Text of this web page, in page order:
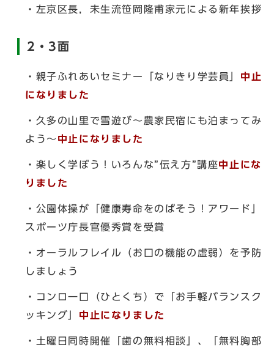
・左京区長，未生流笹岡隆甫家元による新年挨拶
2・3面
・親子ふれあいセミナー「なりきり学芸員」 中止
になりました
・久多の山里で雪遊び～農家民宿にも泊まってみ
よう～ 中止になりました
・楽しく学ぼう！いろんな”伝え方”講座中止にな
りました
・公園体操が「健康寿命をのばそう！アワード」
スポーツ庁長官優秀賞を受賞
・オーラルフレイル（お口の機能の虚弱）を予防
しましょう
・コンロ一口（ひとくち）で「お手軽バランスク
ッキング」 中止になりました
・土曜日同時開催「歯の無料相談」、「無料胸部